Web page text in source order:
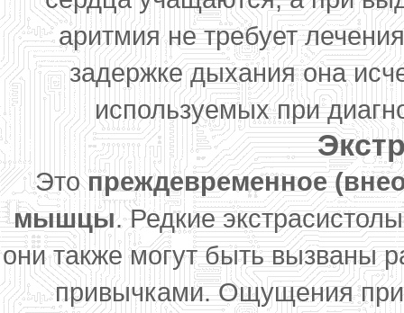
аритмия не требует
задержке дыхания она
используемых при
Этопреждевременное
мышцы. Редкие
они также могут быть вызваны
привычками. Ощущения при